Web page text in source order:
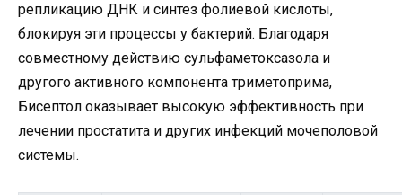
репликацию ДНК и синтез фолиевой кислоты,
блокируя эти процессы у бактерий. Благодаря
совместному действию сульфаметоксазола и
другого активного компонента триметоприма,
Бисептол оказывает высокую эффективность при
лечении простатита и других инфекций мочеполовой
системы.